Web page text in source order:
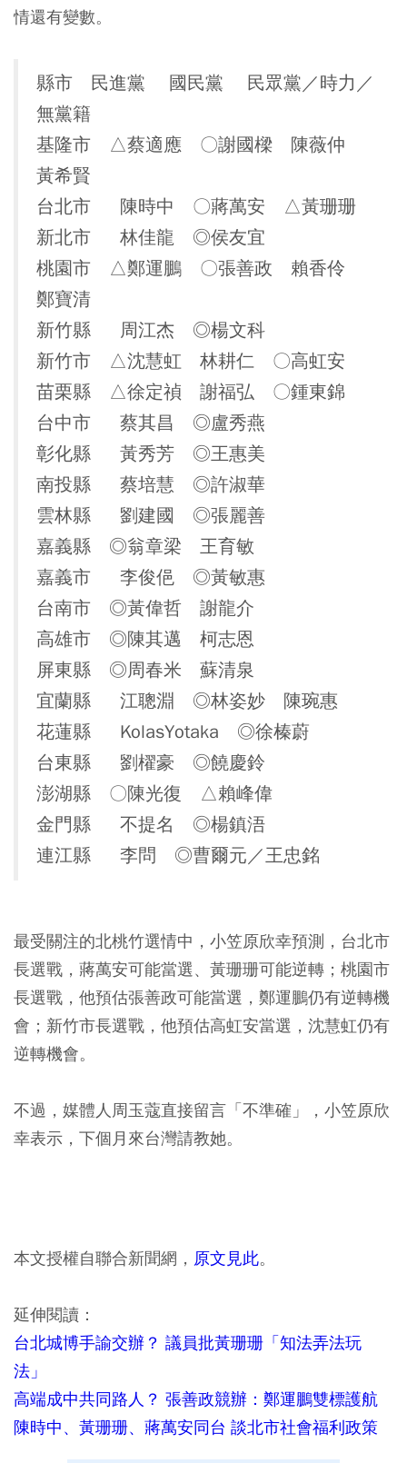
情還有變數。
縣市 民進黨 國民黨 民眾黨／時力／
無黨籍
基隆市 △蔡適應 〇謝國樑 陳薇仲
黃希賢
台北市 陳時中 〇蔣萬安 △黃珊珊
新北市 林佳龍 ◎侯友宜
桃園市 △鄭運鵬 〇張善政 賴香伶
鄭寶清
新竹縣 周江杰 ◎楊文科
新竹市 △沈慧虹 林耕仁 〇高虹安
苗栗縣 △徐定禎 謝福弘 〇鍾東錦
台中市 蔡其昌 ◎盧秀燕
彰化縣 黃秀芳 ◎王惠美
南投縣 蔡培慧 ◎許淑華
雲林縣 劉建國 ◎張麗善
嘉義縣 ◎翁章梁 王育敏
嘉義市 李俊俋 ◎黃敏惠
台南市 ◎黃偉哲 謝龍介
高雄市 ◎陳其邁 柯志恩
屏東縣 ◎周春米 蘇清泉
宜蘭縣 江聰淵 ◎林姿妙 陳琬惠
花蓮縣 KolasYotaka ◎徐榛蔚
台東縣 劉櫂豪 ◎饒慶鈴
澎湖縣 〇陳光復 △賴峰偉
金門縣 不提名 ◎楊鎮浯
連江縣 李問 ◎曹爾元／王忠銘
最受關注的北桃竹選情中，小笠原欣幸預測，台北市
長選戰，蔣萬安可能當選、黃珊珊可能逆轉；桃園市
長選戰，他預估張善政可能當選，鄭運鵬仍有逆轉機
會；新竹市長選戰，他預估高虹安當選，沈慧虹仍有
逆轉機會。
不過，媒體人周玉蔻直接留言「不準確」，小笠原欣
幸表示，下個月來台灣請教她。
本文授權自聯合新聞網， 原文見此。
延伸閱讀：
台北城博手諭交辦？ 議員批黃珊珊「知法弄法玩
法」
高端成中共同路人？ 張善政競辦：鄭運鵬雙標護航
陳時中、黃珊珊、蔣萬安同台 談北市社會福利政策